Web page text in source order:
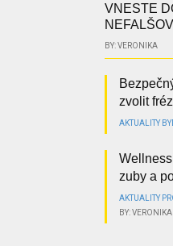
VNESTE
BY: VERONIKA
zvolit
AKTUALITY
zuby a
AKTUALITY
BY: VERONIKA